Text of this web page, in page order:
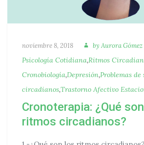
Publicado
noviembre 8, 2018 Autora
by Aurora Gómez
Psicología Cotidiana,Ritmos
Cronobiología,Depresión,Problemas de
circadianos,Trastorno Afectivo
Cronoterapia: ¿Qué
ritmos circadianos?